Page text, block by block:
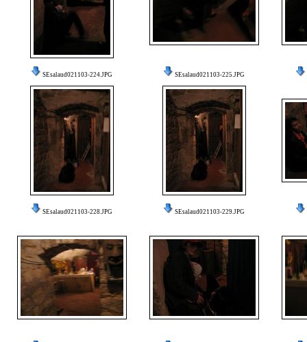
SEsalaud021103-224.JPG SEsalaud021103-225.JPG
SEsalaud021103-228.JPG SEsalaud021103-229.JPG